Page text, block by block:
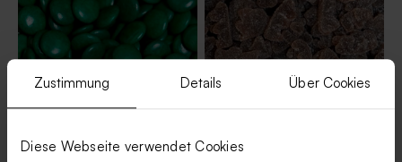
Zustimmung Details Über Cookies
Diese Webseite verwendet Cookies
Grüne Schokoladendragees
Bärchen mit Cola-